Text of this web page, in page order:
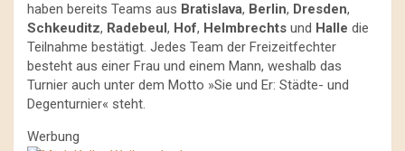
haben bereits Teams aus Bratislava, Berlin, Dresden,
Schkeuditz, Radebeul, Hof, Helmbrechts und Halle die
Teilnahme bestätigt. Jedes Team der Freizeitfechter
besteht aus einer Frau und einem Mann, weshalb das
Turnier auch unter dem Motto »Sie und Er: Städte- und
Degenturnier« steht.
Werbung